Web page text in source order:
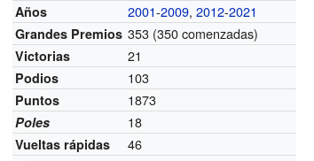
Años 2001-2009,2012-2021
Grandes Premios 353 (350 comenzadas)
Victorias 21
Podios 103
Puntos 1873
Poles 18
Vueltas rápidas 46